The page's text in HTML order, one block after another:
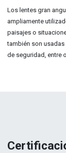
Los lentes gran
ampliamente
paisajes o
también son
de seguridad, entre